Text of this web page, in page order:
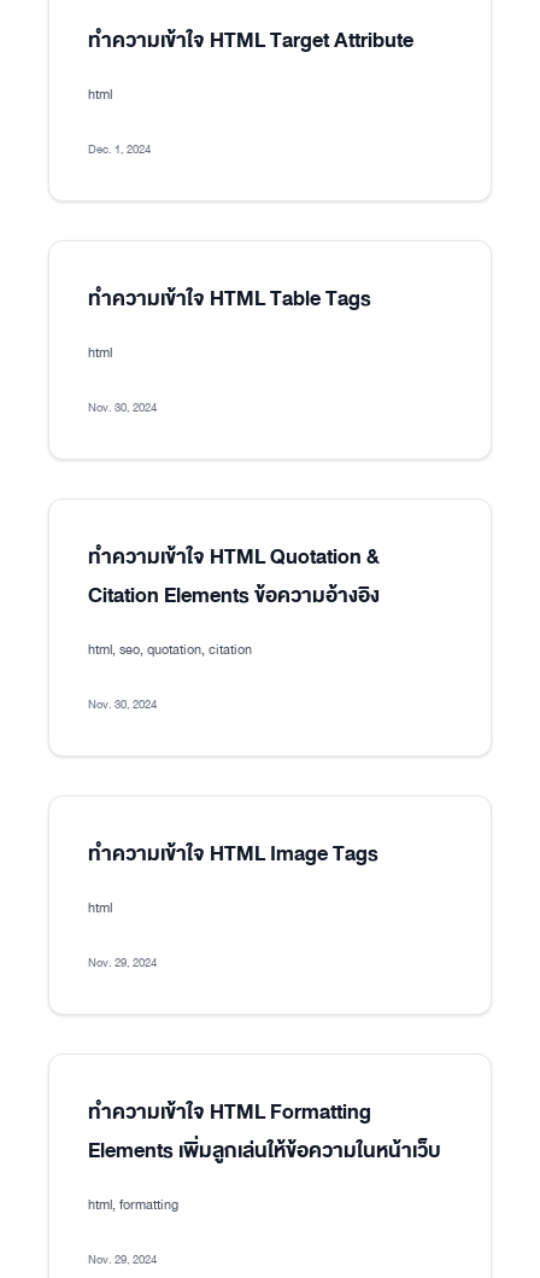
ทำความเข้าใจ HTML Target Attribute
html
Dec. 1, 2024
ทำความเข้าใจ HTML Table Tags
html
Nov. 30, 2024
ทำความเข้าใจ HTML Quotation &
Citation Elements ข้อความอ้างอิง
html, seo, quotation, citation
Nov. 30, 2024
ทำความเข้าใจ HTML Image Tags
html
Nov. 29, 2024
ทำความเข้าใจ HTML Formatting
Elements เพิ่มลูกเล่นให้ข้อความในหน้าเว็บ
html, formatting
Nov. 29, 2024